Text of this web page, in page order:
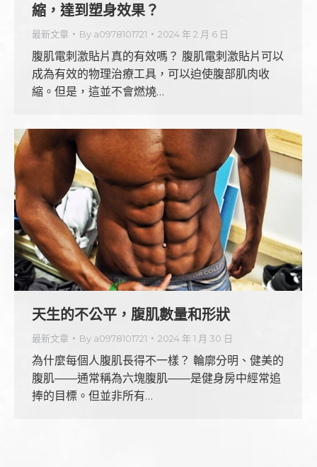
縮，達到塑身效果？
最新文章 By a0978101721 2024 年 2 月 6 日
腹肌電刺激貼片真的有效嗎？ 腹肌電刺激貼片可以
成為有效的物理治療工具，可以迫使腹部肌肉收
縮。但是，這並不會燃燒…
天生的不公平，腹肌數量和形狀
最新文章 By a0978101721 2024 年 1 月 30 日
為什麼每個人腹肌長得不一樣？ 輪廓分明、健美的
腹肌——通常稱為六塊腹肌——是健身房中經常追
捧的目標。但並非所有…